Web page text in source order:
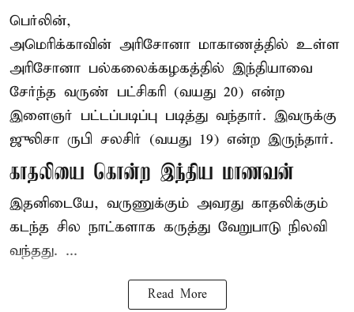
பெர்லின்,
அமெரிக்காவின் அரிசோனா மாகாணத்தில் உள்ள
அரிசோனா பல்கலைக்கழகத்தில் இந்தியாவை
சேர்ந்த வருண் பட்சிகரி (வயது 20) என்ற
இளைஞர் பட்டப்படிப்பு படித்து வந்தார். இவருக்கு
ஜுலிசா ருபி சலசிர் (வயது 19) என்ற இருந்தார்.
காதலியை கொன்ற இந்திய மாணவன்
இதனிடையே, வருணுக்கும் அவரது காதலிக்கும்
கடந்த சில நாட்களாக கருத்து வேறுபாடு நிலவி
வந்தது. ...
Read More